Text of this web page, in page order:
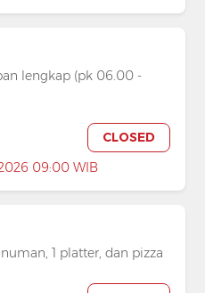
lengkap (pk 06.00 -
CLOSED
09:00 WIB
1 platter, dan pizza